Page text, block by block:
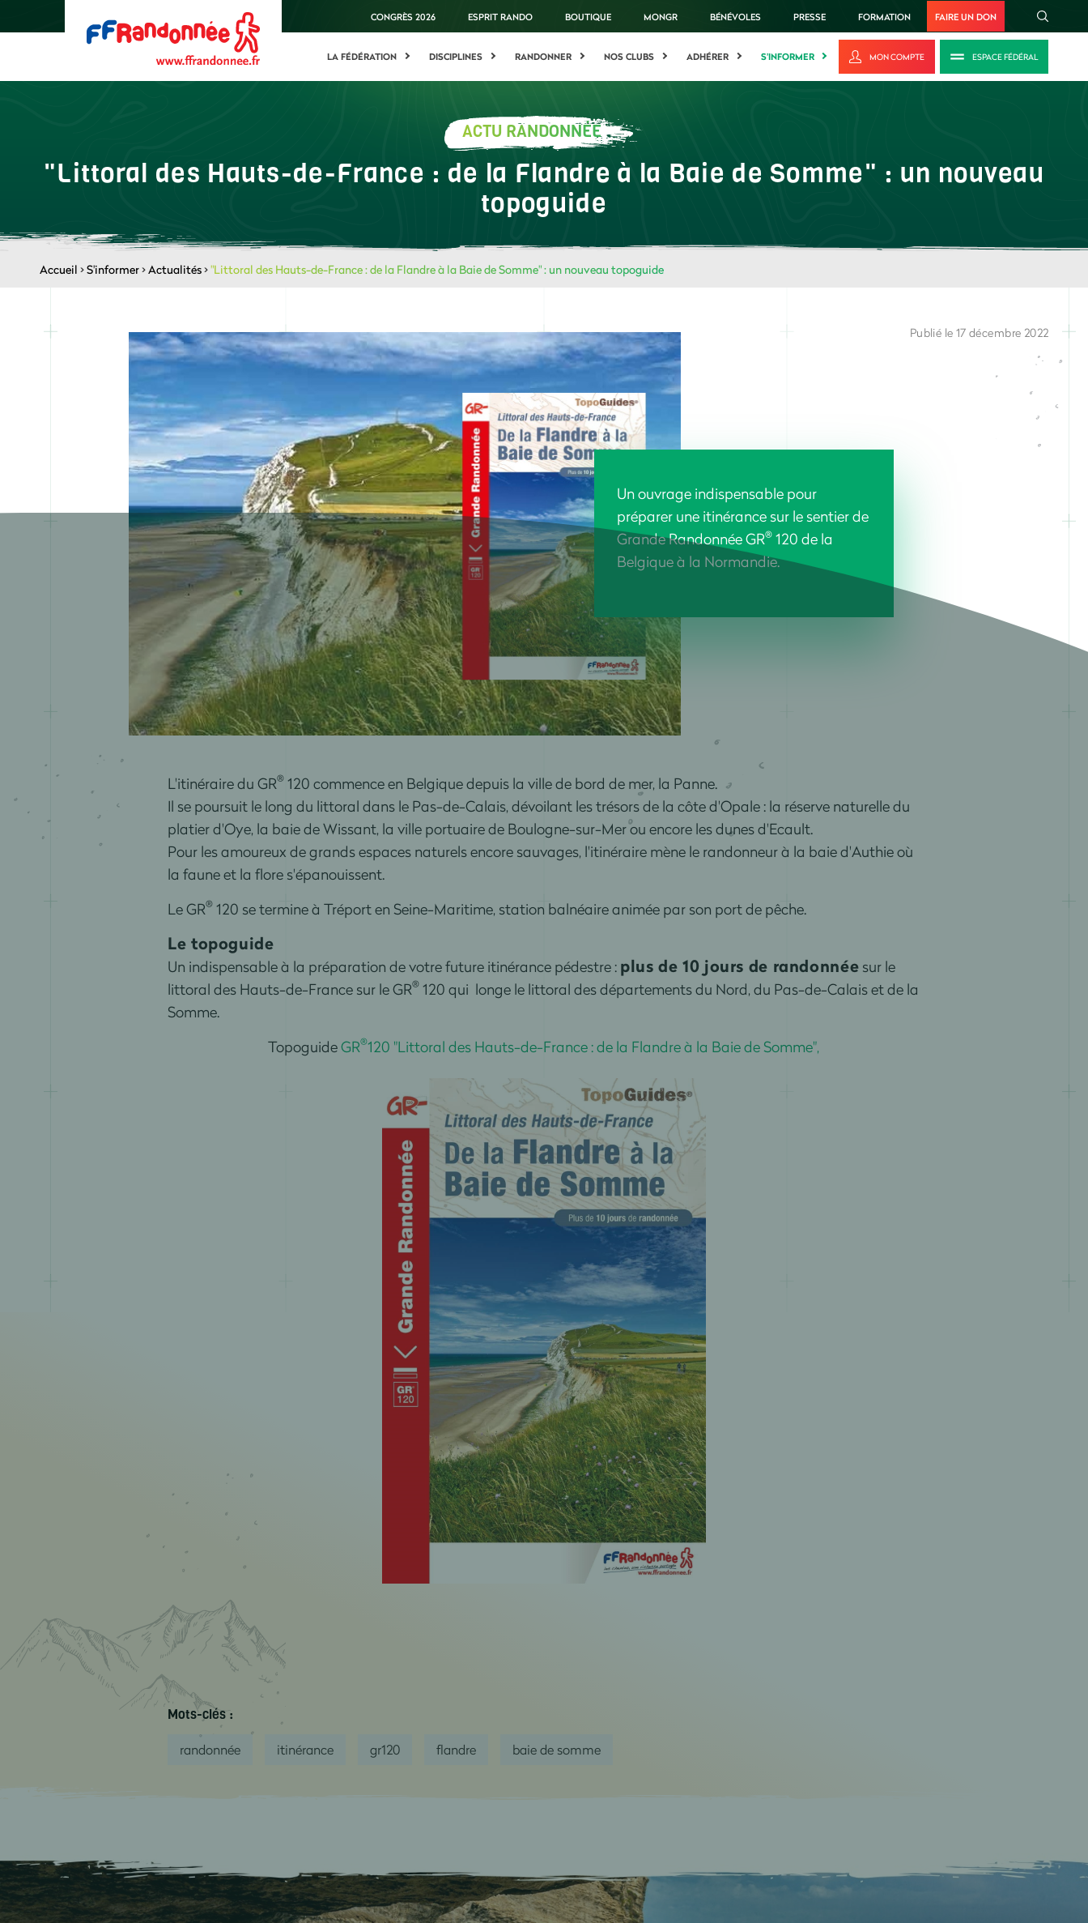
CONGRÈS 2026 ESPRIT RANDO BOUTIQUE MONGR BÉNÉVOLES PRESSE FORMATION FAIRE UN DON
LA FÉDÉRATION DISCIPLINES RANDONNER NOS CLUBS ADHÉRER S'INFORMER MON COMPTE ESPACE FÉDÉRAL
ACTU RANDONNÉE
"Littoral des Hauts-de-France : de la Flandre à la Baie de Somme" : un nouveau
topoguide
Accueil >S'informer>Actualités>"Littoral des Hauts-de-France : de la Flandre à la Baie de Somme" : un nouveau topoguide
Un ouvrage indispensable pour
préparer une itinérance sur le sentier de
Grande Randonnée GR®120 de la
Belgique à la Normandie.
Publié le 17 décembre 2022
L'itinéraire du GR®120 commence en Belgique depuis la ville de bord de mer, la Panne.
Il se poursuit le long du littoral dans le Pas-de-Calais, dévoilant les trésors de la côte d'Opale : la réserve naturelle du
platier d'Oye, la baie de Wissant, la ville portuaire de Boulogne-sur-Mer ou encore les dunes d'Ecault.
Pour les amoureux de grands espaces naturels encore sauvages, l'itinéraire mène le randonneur à la baie d'Authie où
la faune et la flore s'épanouissent.
Le GR®120 se termine à Tréport en Seine-Maritime, station balnéaire animée par son port de pêche.
Le topoguide
Un indispensable à la préparation de votre future itinérance pédestre : plus de 10 jours de randonnée sur le
littoral des Hauts-de-France sur le GR®120 qui longe le littoral des départements du Nord, du Pas-de-Calais et de la
Somme.
TopoguideGR®120 "Littoral des Hauts-de-France : de la Flandre à la Baie de Somme",
Mots-clés :
randonnée itinérance gr120 flandre baie de somme